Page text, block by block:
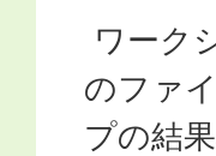
ワーク
のファ
プの結